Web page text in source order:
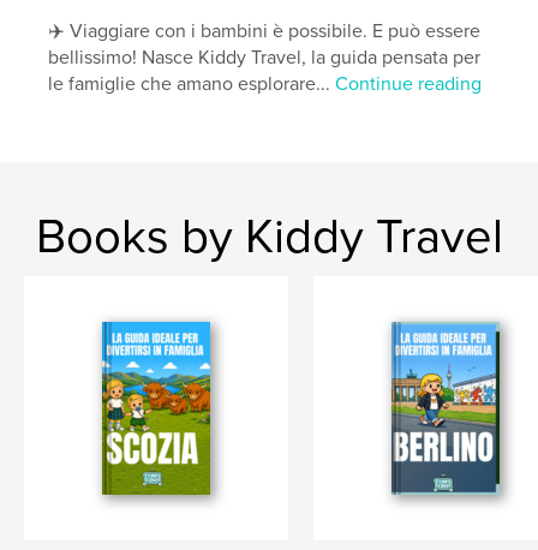
Keywords
bambini , Porto , turistica , viaggi ,
✈️ Viaggiare con i bambini è possibile. E può essere
bellissimo! Nasce Kiddy Travel, la guida pensata per
le famiglie che amano esplorare...Continue reading
Books by Kiddy Travel